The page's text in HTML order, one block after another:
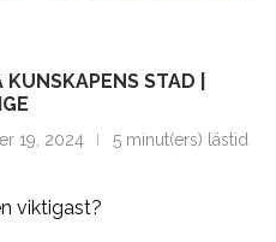
STAD |
19, 2024 5 minut(ers) lästid
viktigast?